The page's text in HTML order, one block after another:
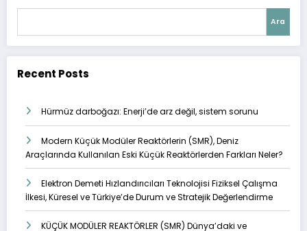
Ara
Recent Posts
Hürmüz darboğazı: Enerji’de arz değil, sistem sorunu
Modern Küçük Modüler Reaktörlerin (SMR), Deniz
Araçlarında Kullanılan Eski Küçük Reaktörlerden Farkları Neler?
Elektron Demeti Hızlandırıcıları Teknolojisi Fiziksel Çalışma
İlkesi, Küresel ve Türkiye’de Durum ve Stratejik Değerlendirme
KÜÇÜK MODÜLER REAKTÖRLER (SMR) Dünya’daki ve